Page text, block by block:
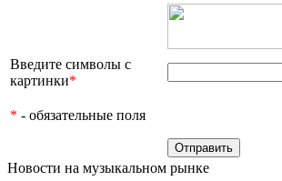
Введите символы с
картинки*
* - обязательные поля
Новости на музыкальном рынке